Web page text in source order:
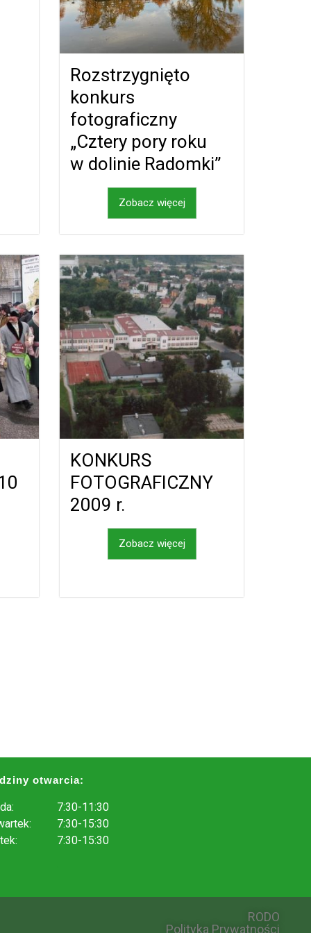
Rozstrzygnięto
konkurs
fotograficzny
„Cztery pory roku
w dolinie Radomki”
Zobacz więcej
KONKURS
FOTOGRAFICZNY
2009 r.
Zobacz więcej
otwarcia:
7:30-11:30
7:30-15:30
7:30-15:30
RODO
Polityka Prywatności